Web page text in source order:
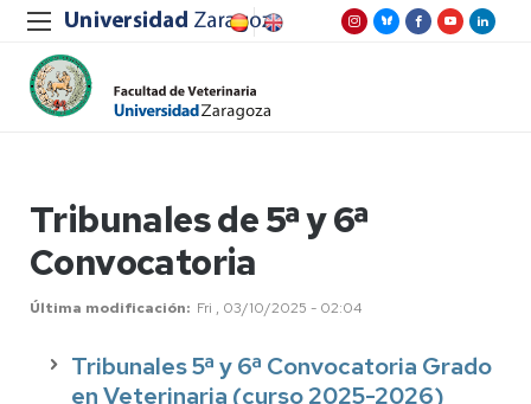
Tribunales de 5ª y 6ª
Convocatoria
Última modificación Fri , 03/10/2025 - 02:04
Tribunales 5ª y 6ª Convocatoria Grado
en Veterinaria (curso 2025-2026)